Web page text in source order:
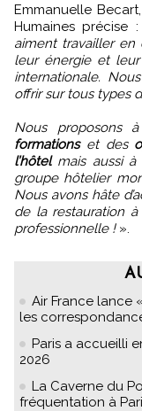
Emmanuelle
Humaines précise
aiment travailler
leur énergie et
internationale.
offrir sur tous types
Nous proposons
formationset des
l’hôtelmais aussi à
groupe hôtelier
Nous avons hâte
de la restauration
professionnelle !».
Air France lance
les
Paris a accueilli
2026
La Caverne du
fréquentation à